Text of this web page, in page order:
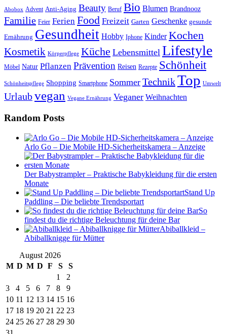
Abobox Advent Anti-Aging Beauty Beruf Bio Blumen Brandnooz
Familie Feier Ferien Food Freizeit Garten Geschenke gesunde
Ernährung Gesundheit Hobby Iphone Kinder Kochen
Kosmetik Körperpflege Küche Lebensmittel Lifestyle
Möbel Natur Pflanzen Prävention Reisen Rezepte Schönheit
Schönheitspflege Shopping Smartphone Sommer TechnikTop Umwelt
Urlaubvegan Vegane Ernährung Veganer Weihnachten
Random Posts
Arlo Go – Die Mobile HD-Sicherheitskamera – Anzeige
Der Babystrampler – Praktische Babykleidung für die ersten
Monate
Stand Up
Paddling – Die beliebte Trendsportart
So
findest du die richtige Beleuchtung für deine Bar
Abiballkleid –
Abiballknigge für Mütter
August 2026
M D M D F S
S
1
2
3
4 5 6 7 8
9
10 11 12 13 14 15 16
17 18 19 20 21 22 23
24 25 26 27 28 29 30